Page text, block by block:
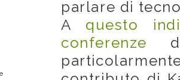
parlare di
A questo
conferenze